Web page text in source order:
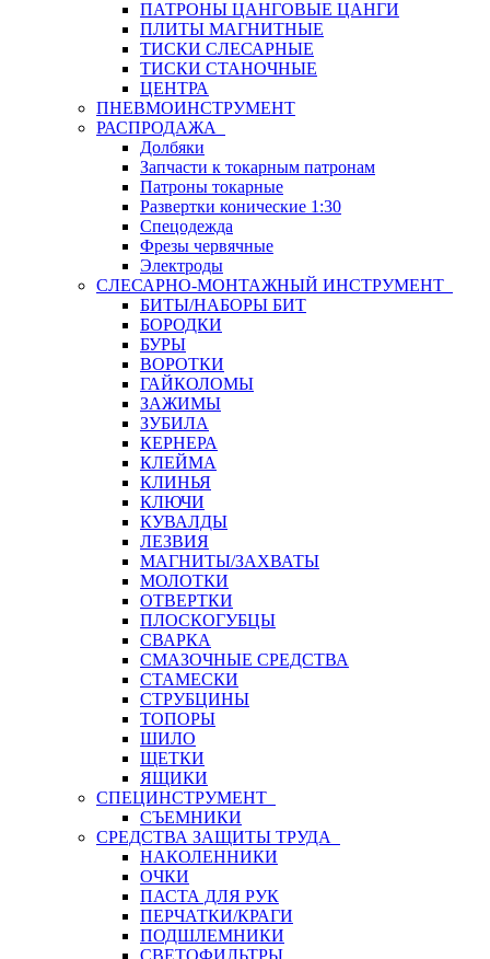
ПАТРОНЫ ЦАНГОВЫЕ ЦАНГИ
ПЛИТЫ МАГНИТНЫЕ
ТИСКИ СЛЕСАРНЫЕ
ТИСКИ СТАНОЧНЫЕ
ЦЕНТРА
ПНЕВМОИНСТРУМЕНТ
РАСПРОДАЖА
Долбяки
Запчасти к токарным патронам
Патроны токарные
Развертки конические 1:30
Спецодежда
Фрезы червячные
Электроды
СЛЕСАРНО-МОНТАЖНЫЙ ИНСТРУМЕНТ
БИТЫ/НАБОРЫ БИТ
БОРОДКИ
БУРЫ
ВОРОТКИ
ГАЙКОЛОМЫ
ЗАЖИМЫ
ЗУБИЛА
КЕРНЕРА
КЛЕЙМА
КЛИНЬЯ
КЛЮЧИ
КУВАЛДЫ
ЛЕЗВИЯ
МАГНИТЫ/ЗАХВАТЫ
МОЛОТКИ
ОТВЕРТКИ
ПЛОСКОГУБЦЫ
СВАРКА
СМАЗОЧНЫЕ СРЕДСТВА
СТАМЕСКИ
СТРУБЦИНЫ
ТОПОРЫ
ШИЛО
ЩЕТКИ
ЯЩИКИ
СПЕЦИНСТРУМЕНТ
СЪЕМНИКИ
СРЕДСТВА ЗАЩИТЫ ТРУДА
НАКОЛЕННИКИ
ОЧКИ
ПАСТА ДЛЯ РУК
ПЕРЧАТКИ/КРАГИ
ПОДШЛЕМНИКИ
СВЕТОФИЛЬТРЫ